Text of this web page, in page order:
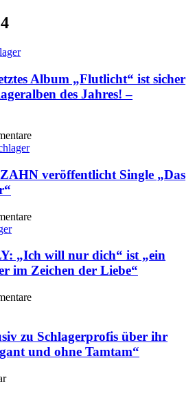
Album „Flutlicht“ ist sicher
des Jahres! –
veröffentlicht Single „Das
„Ich will nur dich“ ist „ein
im Zeichen der Liebe“
zu Schlagerprofis über ihr
und ohne Tamtam“